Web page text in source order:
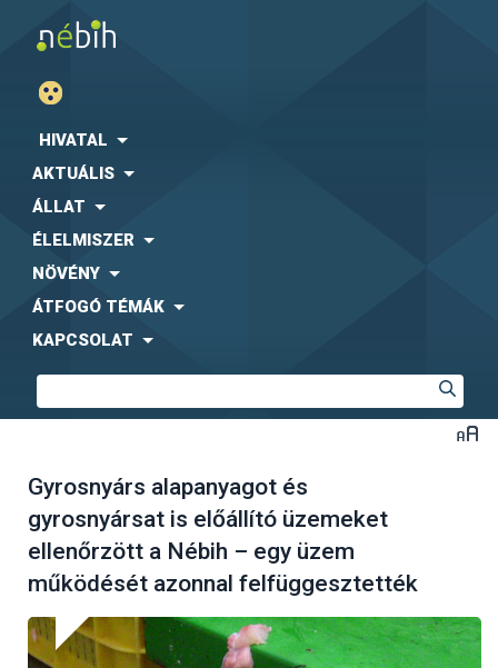
HIVATAL
AKTUÁLIS
ÁLLAT
ÉLELMISZER
NÖVÉNY
ÁTFOGÓ TÉMÁK
KAPCSOLAT
Gyrosnyárs alapanyagot és
gyrosnyársat is előállító üzemeket
ellenőrzött a Nébih – egy üzem
működését azonnal felfüggesztették